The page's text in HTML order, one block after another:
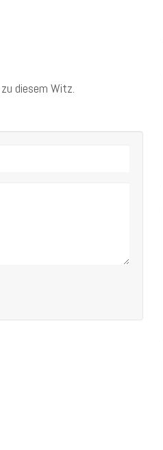
diesem Witz.